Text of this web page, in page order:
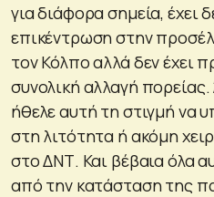
για διάφορα σημεία, έχει
επικέντρωση στην
τον Κόλπο αλλά δεν έχει
συνολική αλλαγή
ήθελε αυτή τη στιγμή να
στη λιτότητα ή ακόμη
στο ΔΝΤ. Και βέβαια όλα
από την κατάσταση της